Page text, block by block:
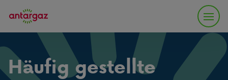
Häufig gestellte